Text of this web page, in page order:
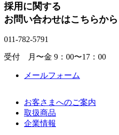
採用に関する
お問い合わせはこちらから
011-782-5791
受付 月〜金 9：00〜17：00
メールフォーム
お客さまへのご案内
取扱商品
企業情報